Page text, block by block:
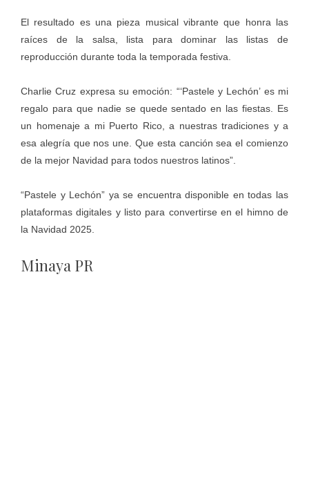
El resultado es una pieza musical vibrante que honra las
raíces de la salsa, lista para dominar las listas de
reproducción durante toda la temporada festiva.
Charlie Cruz expresa su emoción: “‘Pastele y Lechón’ es mi
regalo para que nadie se quede sentado en las fiestas. Es
un homenaje a mi Puerto Rico, a nuestras tradiciones y a
esa alegría que nos une. Que esta canción sea el comienzo
de la mejor Navidad para todos nuestros latinos”.
“Pastele y Lechón” ya se encuentra disponible en todas las
plataformas digitales y listo para convertirse en el himno de
la Navidad 2025.
Minaya PR